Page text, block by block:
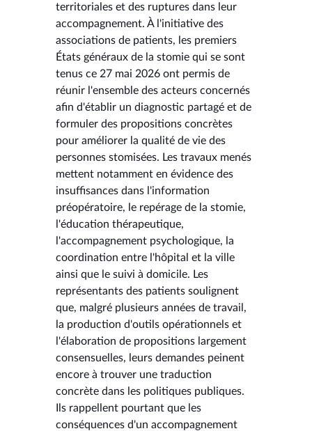
territoriales et des ruptures dans leur
accompagnement. À l'initiative des
associations de patients, les premiers
États généraux de la stomie qui se sont
tenus ce 27 mai 2026 ont permis de
réunir l'ensemble des acteurs concernés
afin d'établir un diagnostic partagé et de
formuler des propositions concrètes
pour améliorer la qualité de vie des
personnes stomisées. Les travaux menés
mettent notamment en évidence des
insuffisances dans l'information
préopératoire, le repérage de la stomie,
l'éducation thérapeutique,
l'accompagnement psychologique, la
coordination entre l'hôpital et la ville
ainsi que le suivi à domicile. Les
représentants des patients soulignent
que, malgré plusieurs années de travail,
la production d'outils opérationnels et
l'élaboration de propositions largement
consensuelles, leurs demandes peinent
encore à trouver une traduction
concrète dans les politiques publiques.
Ils rappellent pourtant que les
conséquences d'un accompagnement